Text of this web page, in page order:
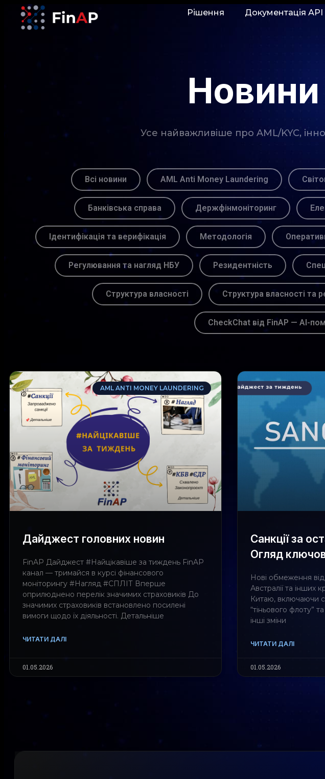
Рішення Документація АРІ
Новини
Усе найважливіше про AML/KYC,
Всі новини AML Anti Money Laundering
Банківська справа Держфінмоніторинг
Ідентифікація та верифікація Методологія
Регулювання та нагляд НБУ Резидентність
Структура власності Структура власності та
CheckChat від FinAP — AI-
AML ANTI MONEY LAUNDERING
Дайджест головних новин
FinAP Дайджест #Найцікавіше за тиждень FinAP
канал — тримайся в курсі фінансового
моніторингу #Нагляд #СПЛІТ Вперше
оприлюднено перелік значимих страховиків До
значимих страховиків встановлено посилені
вимоги щодо їх діяльності. Детальніше
ЧИТАТИ ДАЛІ
01.05.2026
Санкції за
Огляд
Нові обмеження
Австралії та інших
Китаю, включаючи
“тіньового флоту”
інші зміни
ЧИТАТИ ДАЛІ
01.05.2026